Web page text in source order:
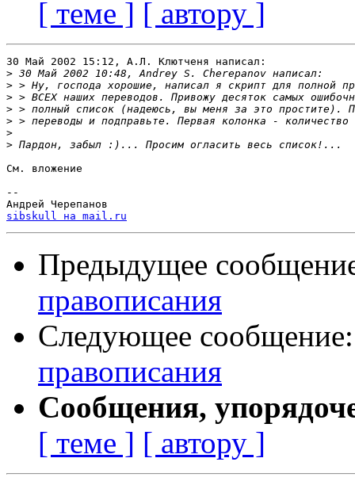
[ теме ] [ автору ]
30 Май 2002 15:12, А.Л. Клютченя написал:
>
>
>
>
>
>
>
См. вложение
--
sibskull на mail.ru
Предыдущее
правописания
Следующее
правописания
Сообщения,
[ теме ] [ автору ]